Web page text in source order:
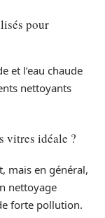
pour
et l’eau chaude
nettoyants
vitres idéale ?
mais en général,
nettoyage
forte pollution.